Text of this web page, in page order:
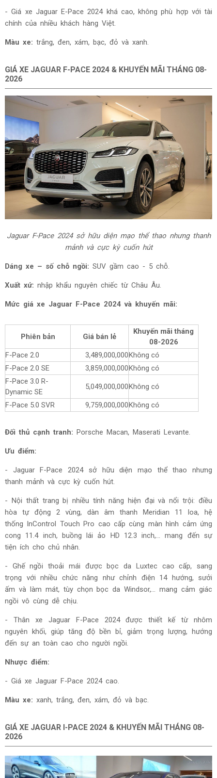
- Giá xe Jaguar E-Pace 2024 khá cao, không phù hợp với tài
chính của nhiều khách hàng Việt.
Màu xe: trắng, đen, xám, bạc, đỏ và xanh.
GIÁ XE JAGUAR F-PACE 2024 & KHUYẾN MÃI THÁNG 08-
2026
Jaguar F-Pace 2024 sở hữu diện mạo thể thao nhưng thanh
mảnh và cực kỳ cuốn hút
Dáng xe – số chỗ ngồi: SUV gầm cao - 5 chỗ.
Xuất xứ: nhập khẩu nguyên chiếc từ Châu Âu.
Mức giá xe Jaguar F-Pace 2024 và khuyến mãi:
Phiên bản Giá bán lẻ
Khuyến mãi tháng
08-2026
F-Pace 2.0
3,489,000,000Không có
F-Pace 2.0 SE
3,859,000,000Không có
F-Pace 3.0 R-
Dynamic SE
5,049,000,000Không có
F-Pace 5.0 SVR 9,759,000,000Không có
Đối thủ cạnh tranh: Porsche Macan, Maserati Levante.
Ưu điểm:
- Jaguar F-Pace 2024 sở hữu diện mạo thể thao nhưng
thanh mảnh và cực kỳ cuốn hút.
- Nội thất trang bị nhiều tính năng hiện đại và nổi trội: điều
hòa tự động 2 vùng, dàn âm thanh Meridian 11 loa, hệ
thống InControl Touch Pro cao cấp cùng màn hình cảm ứng
cong 11.4 inch, buồng lái ảo HD 12.3 inch,... mang đến sự
tiện ích cho chủ nhân.
- Ghế ngồi thoải mái được bọc da Luxtec cao cấp, sang
trọng với nhiều chức năng như chỉnh điện 14 hướng, sưởi
ấm và làm mát, tùy chọn bọc da Windsor,... mang cảm giác
ngồi vô cùng dễ chịu.
- Thân xe Jaguar F-Pace 2024 được thiết kế từ nhôm
nguyên khối, giúp tăng độ bền bỉ, giảm trọng lượng, hướng
đến sự an toàn cao cho người ngồi.
Nhược điểm:
- Giá xe Jaguar F-Pace 2024 cao.
Màu xe: xanh, trắng, đen, xám, đỏ và bạc.
GIÁ XE JAGUAR I-PACE 2024 & KHUYẾN MÃI THÁNG 08-
2026